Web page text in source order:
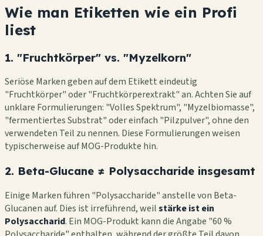
Wie man Etiketten wie ein Profi
liest
1. "Fruchtkörper" vs. "Myzelkorn"
Seriöse Marken geben auf dem Etikett eindeutig
"Fruchtkörper" oder "Fruchtkörperextrakt" an. Achten Sie auf
unklare Formulierungen: "Volles Spektrum", "Myzelbiomasse",
"fermentiertes Substrat" oder einfach "Pilzpulver", ohne den
verwendeten Teil zu nennen. Diese Formulierungen weisen
typischerweise auf MOG-Produkte hin.
2. Beta-Glucane ≠ Polysaccharide insgesamt
Einige Marken führen "Polysaccharide" anstelle von Beta-
Glucanen auf. Dies ist irreführend, weilstärke ist ein
Polysaccharid. Ein MOG-Produkt kann die Angabe "60 %